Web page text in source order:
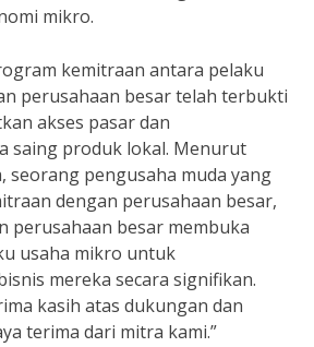
mikro.
kemitraan antara pelaku
perusahaan besar telah terbukti
akses pasar dan
saing produk lokal. Menurut
seorang pengusaha muda yang
dengan perusahaan besar,
perusahaan besar membuka
usaha mikro untuk
mereka secara signifikan.
kasih atas dukungan dan
terima dari mitra kami.”